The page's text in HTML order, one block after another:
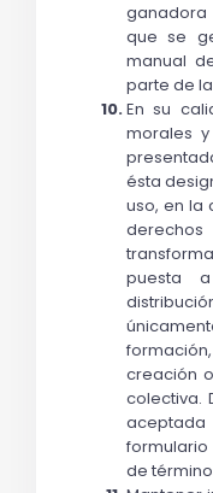
que se
manual
parte de
En su
morales
ésta
uso, en la
puesta
creación
colectiva.
de